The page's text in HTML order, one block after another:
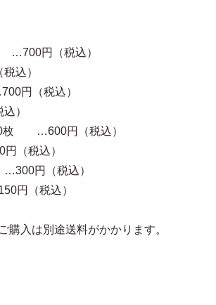
円（税込）
）
円（税込）
）
枚 …600円（税込）
（税込）
円（税込）
円（税込）
入は別途送料がかかります。